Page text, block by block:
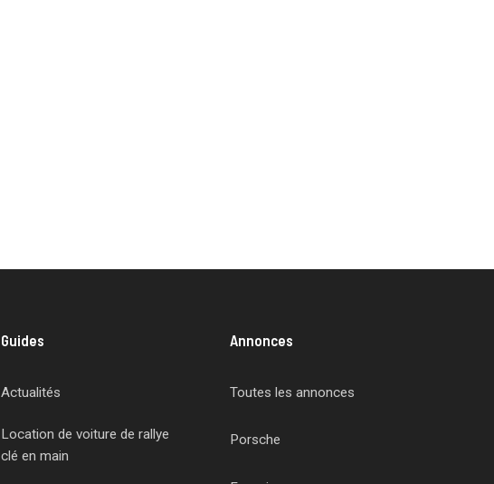
Guides
Actualités
Location de voiture de rallye
clé en main
Annonces
Toutes les annonces
Porsche